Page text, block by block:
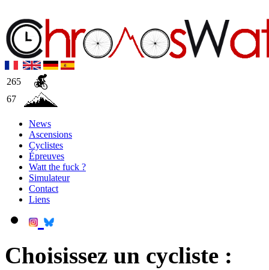
265
67
News
Ascensions
Cyclistes
Épreuves
Watt the fuck ?
Simulateur
Contact
Liens
Choisissez un cycliste :